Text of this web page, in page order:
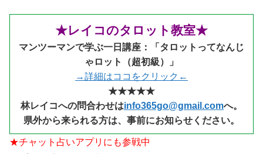
★レイコのタロット教室★
マンツーマンで学ぶ一日講座：「タロットってなんじ
ゃロット（超初級）」
→詳細はココをクリック←
★★★★★
林レイコへの問合わせはinfo365go@gmail.comへ。
県外から来られる方は、事前にお知らせください。
★チャット占いアプリにも参戦中